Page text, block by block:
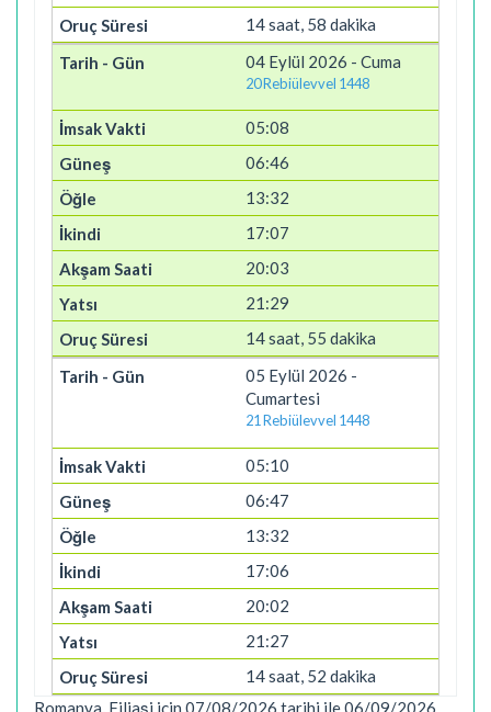
14 saat, 58 dakika
04 Eylül 2026 - Cuma
20 Rebiülevvel 1448
05:08
06:46
13:32
17:07
20:03
21:29
14 saat, 55 dakika
05 Eylül 2026 -
Cumartesi
21 Rebiülevvel 1448
05:10
06:47
13:32
17:06
20:02
21:27
14 saat, 52 dakika
Romanya, Filiași için 07/08/2026 tarihi ile 06/09/2026